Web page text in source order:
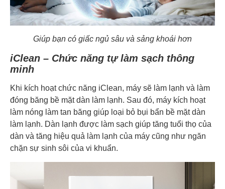
Giúp bạn có giấc ngủ sâu và sảng khoái hơn
iClean – Chức năng tự làm sạch thông
minh
Khi kích hoạt chức năng iClean, máy sẽ làm lạnh và làm
đóng băng bề mặt dàn làm lạnh. Sau đó, máy kích hoạt
làm nóng làm tan băng giúp loại bỏ bụi bẩn bề mặt dàn
làm lạnh. Dàn lạnh được làm sạch giúp tăng tuổi thọ của
dàn và tăng hiệu quả làm lạnh của máy cũng như ngăn
chặn sự sinh sôi của vi khuẩn.